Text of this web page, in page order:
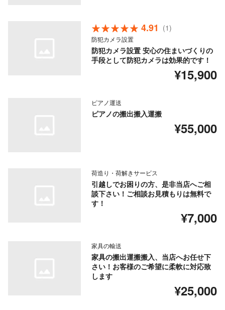
4.91 (1)
防犯カメラ設置
防犯カメラ設置 安心の住まいづくりの
手段として防犯カメラは効果的です！
¥15,900
ピアノ運送
ピアノの搬出搬入運搬
¥55,000
荷造り・荷解きサービス
引越しでお困りの方、是非当店へご相
談下さい！ご相談お見積もりは無料で
す！
¥7,000
家具の輸送
家具の搬出運搬搬入、当店へお任せ下
さい！お客様のご希望に柔軟に対応致
します
¥25,000